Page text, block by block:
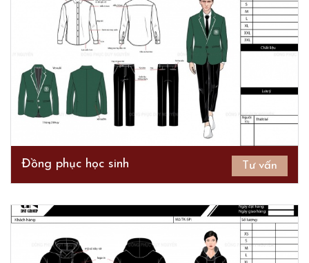
Đồng phục học sinh Tư vấn